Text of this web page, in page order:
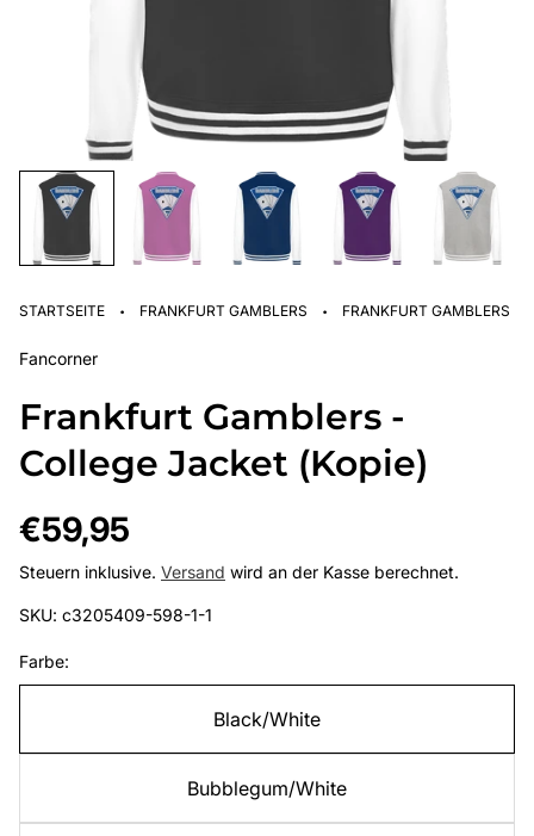
STARTSEITE · FRANKFURT GAMBLERS · FRANKFURT GAMBLERS -
Fancorner
Frankfurt Gamblers -
College Jacket (Kopie)
Regulärer
Preis
€59,95
Steuern inklusive. Versand wird an der Kasse berechnet.
SKU: c3205409-598-1-1
Farbe:
Black/White
Bubblegum/White